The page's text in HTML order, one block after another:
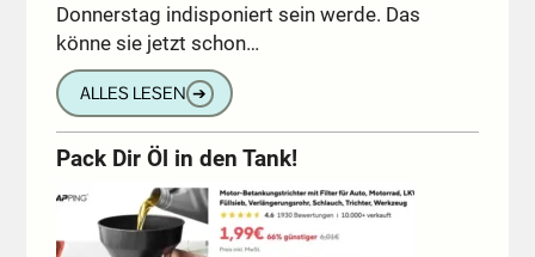
Donnerstag indisponiert sein werde. Das
könne sie jetzt schon…
ALLES LESEN ➔
Pack Dir Öl in den Tank!